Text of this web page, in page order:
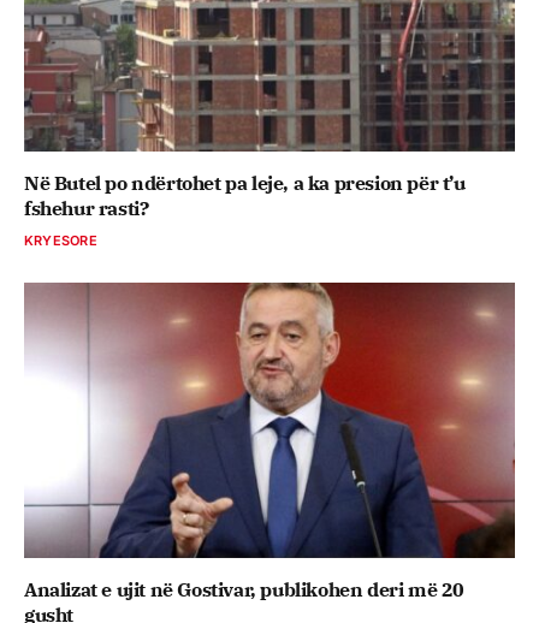
Në Butel po ndërtohet pa leje, a ka presion për t’u
fshehur rasti?
KRYESORE
Analizat e ujit në Gostivar, publikohen deri më 20
gusht